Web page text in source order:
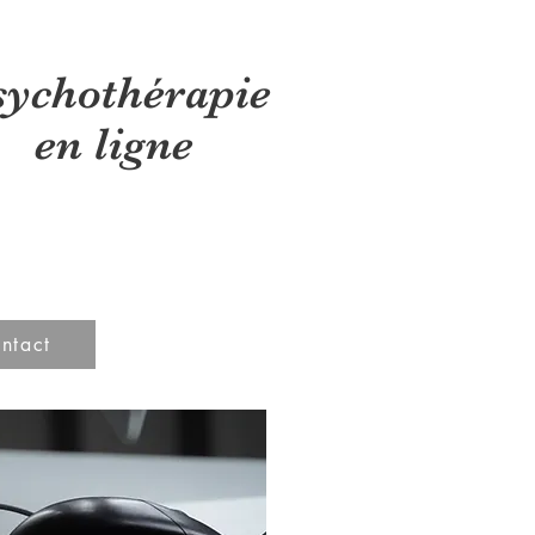
en ligne